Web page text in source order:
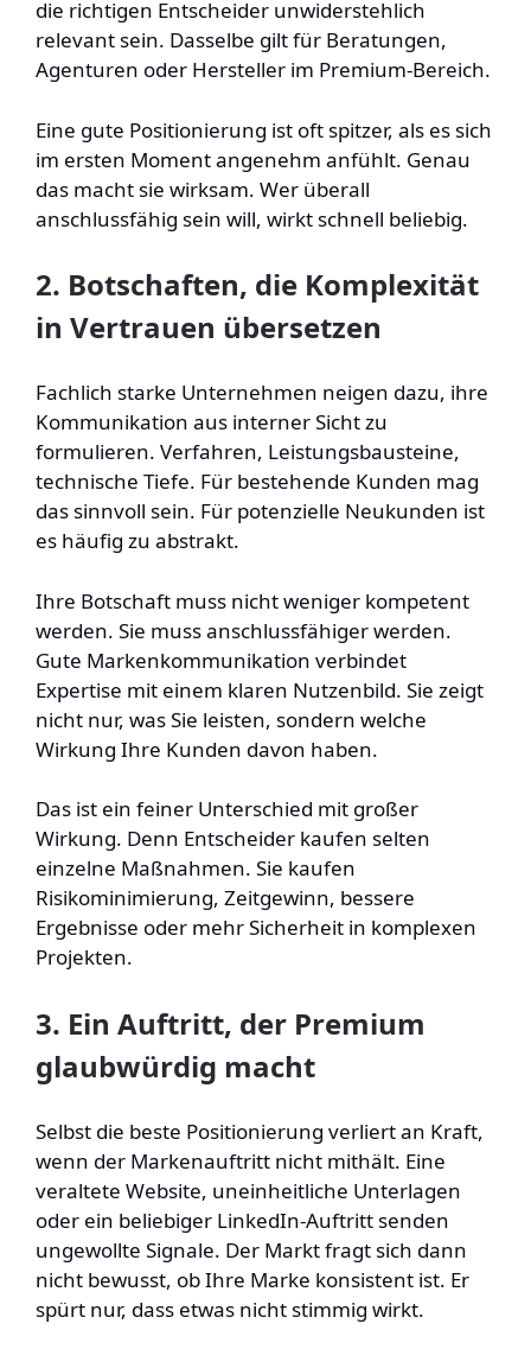
die richtigen Entscheider unwiderstehlich
relevant sein. Dasselbe gilt für Beratungen,
Agenturen oder Hersteller im Premium-Bereich.
Eine gute Positionierung ist oft spitzer, als es sich
im ersten Moment angenehm anfühlt. Genau
das macht sie wirksam. Wer überall
anschlussfähig sein will, wirkt schnell beliebig.
2. Botschaften, die Komplexität
in Vertrauen übersetzen
Fachlich starke Unternehmen neigen dazu, ihre
Kommunikation aus interner Sicht zu
formulieren. Verfahren, Leistungsbausteine,
technische Tiefe. Für bestehende Kunden mag
das sinnvoll sein. Für potenzielle Neukunden ist
es häufig zu abstrakt.
Ihre Botschaft muss nicht weniger kompetent
werden. Sie muss anschlussfähiger werden.
Gute Markenkommunikation verbindet
Expertise mit einem klaren Nutzenbild. Sie zeigt
nicht nur, was Sie leisten, sondern welche
Wirkung Ihre Kunden davon haben.
Das ist ein feiner Unterschied mit großer
Wirkung. Denn Entscheider kaufen selten
einzelne Maßnahmen. Sie kaufen
Risikominimierung, Zeitgewinn, bessere
Ergebnisse oder mehr Sicherheit in komplexen
Projekten.
3. Ein Auftritt, der Premium
glaubwürdig macht
Selbst die beste Positionierung verliert an Kraft,
wenn der Markenauftritt nicht mithält. Eine
veraltete Website, uneinheitliche Unterlagen
oder ein beliebiger LinkedIn-Auftritt senden
ungewollte Signale. Der Markt fragt sich dann
nicht bewusst, ob Ihre Marke konsistent ist. Er
spürt nur, dass etwas nicht stimmig wirkt.